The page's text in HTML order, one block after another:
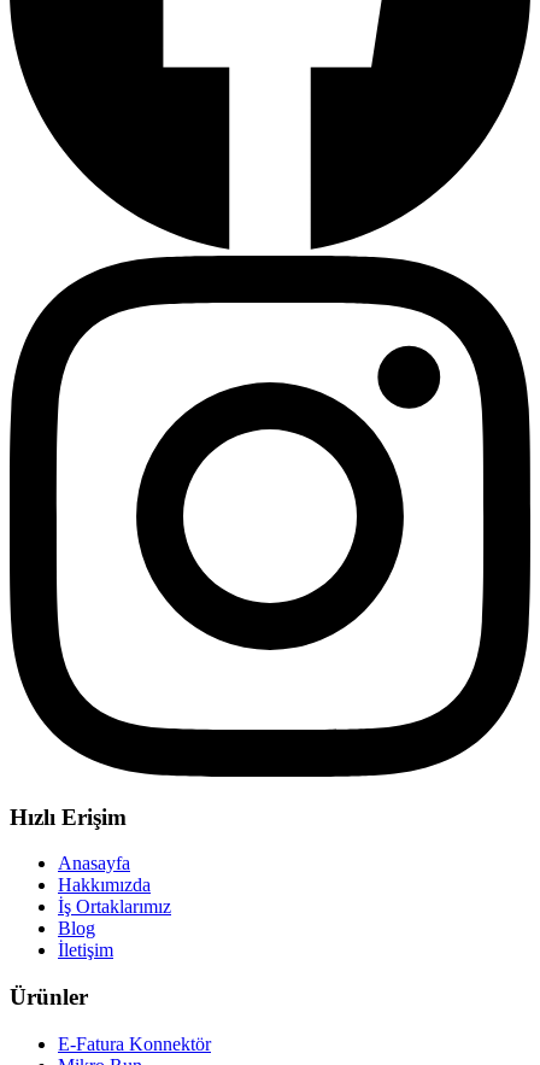
Hızlı Erişim
Anasayfa
Hakkımızda
İş Ortaklarımız
Blog
İletişim
Ürünler
E-Fatura Konnektör